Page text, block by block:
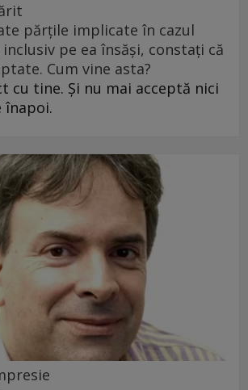
părțile implicate în cazul
pe ea însăși, constați că
Cum vine asta?
cu tine. Și nu mai acceptă nici
înapoi.